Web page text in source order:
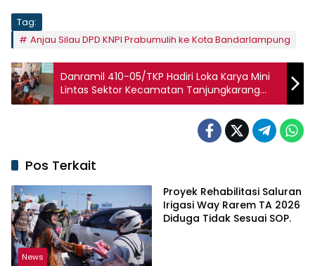
Tag:
Anjau Silau DPD KNPI Prabumulih ke Kota Bandarlampung
Danramil 410-05/TKP Hadiri Loka Karya Mini
Lintas Sektor Kecamatan Tanjungkarang
Barat
Pos Terkait
News
Proyek Rehabilitasi Saluran
Irigasi Way Rarem TA 2026
Diduga Tidak Sesuai SOP.